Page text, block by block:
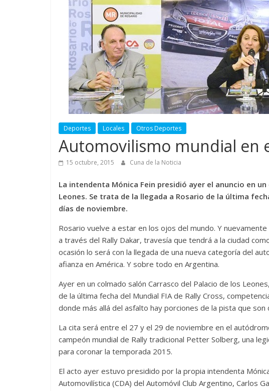
Deportes Locales Otros Deportes
Automovilismo mundial en
15 octubre, 2015 Cuna de la Noticia
La intendenta Mónica Fein presidió ayer el anuncio en
Leones. Se trata de la llegada a Rosario de la última
días de noviembre.
Rosario vuelve a estar en los ojos del mundo. Y
a través del Rally Dakar, travesía que tendrá a la ciudad
ocasión lo será con la llegada de una nueva categoría del
afianza en América. Y sobre todo en Argentina.
Ayer en un colmado salón Carrasco del Palacio de los
de la última fecha del Mundial FIA de Rally Cross,
donde más allá del asfalto hay porciones de la pista que son
La cita será entre el 27 y el 29 de noviembre en el
campeón mundial de Rally tradicional Petter Solberg, una
para coronar la temporada 2015.
El acto ayer estuvo presidido por la propia intendenta
Automovilística (CDA) del Automóvil Club Argentino, Carlos